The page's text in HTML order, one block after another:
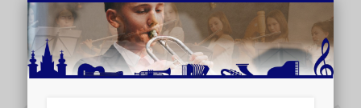
MUSIKSCHULE MARIAZELL
AKTUELLE BERICHTE
SCHULE
VIDEOS
VERANSTALTUNGSTIPPS
WEITERE INFORMATIONEN